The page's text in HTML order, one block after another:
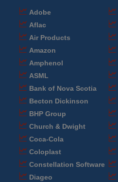
Adobe
Aflac
Air Products
Amazon
Amphenol
ASML
Bank of Nova Scotia
Becton Dickinson
BHP Group
Church & Dwight
Coca-Cola
Coloplast
Constellation Software
Diageo